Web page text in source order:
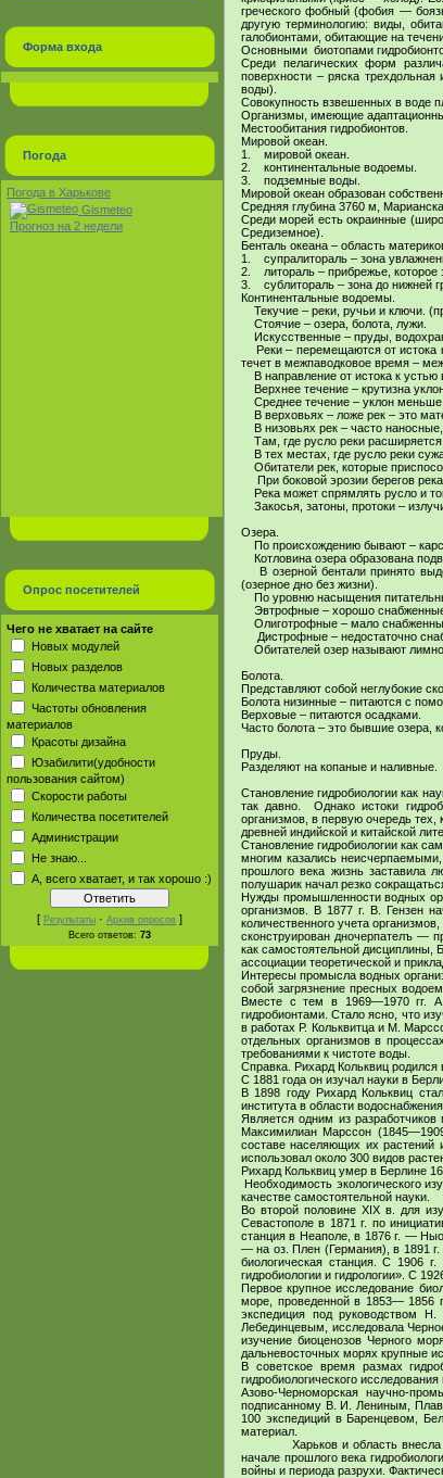
Форма входа
Погода
Погода в Харькове
Gismeteo
Прогноз на 2 недели
Опрос посетителей
Чего не хватает на сайте
Новых модулей
Новых разделов
Количества материалов
Частоты обновления
материалов
Красоты дизайна
Юзабилити(удобности
пользования сайтом)
Скорости работы
Количества посетителей
Администрации
Не знаю...
А, всего хватает, и так хорошо :)
[ Результаты · Архив опросов ]
Всего ответов: 73
греческого фобный (фобия —
другую терминологию: виды,
галобионтами, обитающие на
Основными биотопами
Среди пелагических форм
поверхности – ряска
воды).
Совокупность взвешенных в воде
Организмы, имеющие
Местообитания гидробионтов.
Мировой океан.
1. мировой океан.
2. континентальные водоемы.
3. подземные воды.
Мировой океан образован
Средняя глубина 3760 м,
Среди морей есть окраинные
Средиземное).
Бенталь океана – область
1. супралитораль – зона
2. литораль – прибрежье, которое
3. сублитораль – зона до нижней
Континентальные водоемы.
Текучие – реки, ручьи и ключи.
Стоячие – озера, болота, лужи.
Искусственные – пруды,
Реки – перемещаются от истока
течет в межпаводковое время –
В направление от истока к устью
Верхнее течение – крутизна
Среднее течение – уклон меньше,
В верховьях – ложе рек – это
В низовьях рек – часто
Там, где русло реки расширяется
В тех местах, где русло реки
Обитатели рек, которые
При боковой эрозии берегов
Река может спрямлять русло и
Закосья, затоны, протоки –
Озера.
По происхождению бывают –
Котловина озера образована
В озерной бентали принято
(озерное дно без жизни).
По уровню насыщения
Эвтрофные – хорошо снабженные
Олиготрофные – мало снабженные
Дистрофные – недостаточно
Обитателей озер называют
Болота.
Представляют собой неглубокие
Болота низинные – питаются с
Верховые – питаются осадками.
Часто болота – это бывшие озера,
Пруды.
Разделяют на копаные и наливные.
Становление гидробиологии как
так давно. Однако истоки
организмов, в первую очередь тех,
древней индийской и китайской
Становление гидробиологии как
многим казались
прошлого века жизнь заставила
полушарик начал резко
Нужды промышленности водных
организмов. В 1877 г. В. Гензен
количественного учета
сконструирован дночерпателъ —
как самостоятельной дисциплины,
ассоциации теоретической и
Интересы промысла водных
собой загрязнение пресных
Вместе с тем в 1969—1970 гг.
гидробионтами. Стало ясно, что
в работах Р. Кольквитца и М.
отдельных организмов в
требованиями к чистоте воды.
Справка. Рихард Кольквиц родился
С 1881 года он изучал науки в
В 1898 году Рихард Кольквиц
института в области
Является одним из
Максимилиан Марссон
составе населяющих их растений
использовал около 300 видов
Рихард Кольквиц умер в Берлине 16
Необходимость экологического
качестве самостоятельной науки.
Во второй половине XIX в. для
Севастополе в 1871 г. по
станция в Неаполе, в 1876 г. —
— на оз. Плен (Германия), в 1891
биологическая станция. С 1906
гидробиологии и гидрологии». С
Первое крупное исследование
море, проведенной в 1853— 1856
экспедиция под руководством
Лебединцевым, исследовала
изучение биоценозов Черного
дальневосточных морях крупные
В советское время размах
гидробиологического
Азово-Черноморская научно-
подписанному В. И. Лениным,
100 экспедиций в Баренцевом,
материал.
Харьков и область
начале прошлого века
войны и периода разрухи.